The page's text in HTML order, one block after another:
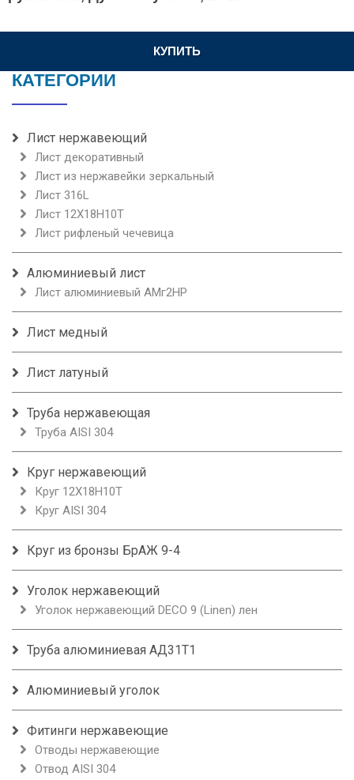
КУПИТЬ
КАТЕГОРИИ
Лист нержавеющий
Лист декоративный
Лист из нержавейки зеркальный
Лист 316L
Лист 12Х18Н10Т
Лист рифленый чечевица
Алюминиевый лист
Лист алюминиевый АМг2НР
Лист медный
Лист латуный
Труба нержавеющая
Труба AISI 304
Круг нержавеющий
Круг 12Х18Н10Т
Круг AISI 304
Круг из бронзы БрАЖ 9-4
Уголок нержавеющий
Уголок нержавеющий DECO 9 (Linen) лен
Труба алюминиевая АД31Т1
Алюминиевый уголок
Фитинги нержавеющие
Отводы нержавеющие
Отвод AISI 304